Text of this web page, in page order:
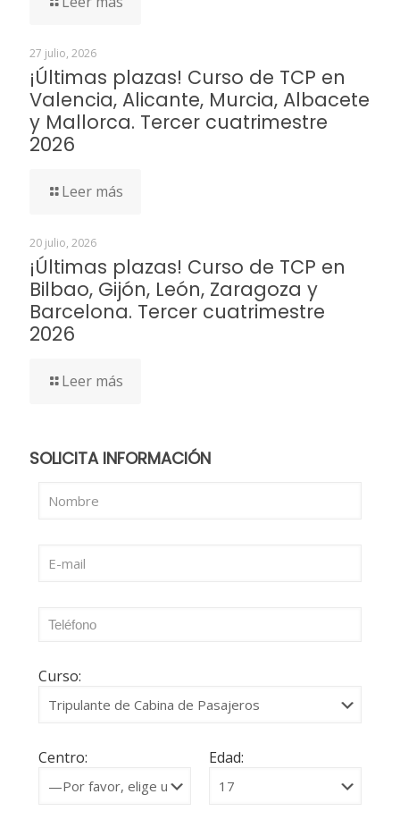
27 julio, 2026
¡Últimas plazas! Curso de TCP en
Valencia, Alicante, Murcia, Albacete
y Mallorca. Tercer cuatrimestre
2026
Leer más
20 julio, 2026
¡Últimas plazas! Curso de TCP en
Bilbao, Gijón, León, Zaragoza y
Barcelona. Tercer cuatrimestre
2026
Leer más
SOLICITA INFORMACIÓN
Curso:
Centro: Edad: